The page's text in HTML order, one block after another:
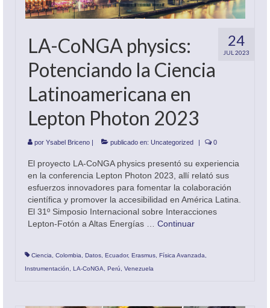
Oferta académica
24
JUL 2023
LA-CoNGA physics:
Potenciando la Ciencia
Latinoamericana en
Lepton Photon 2023
por Ysabel Briceno | publicado en: Uncategorized | 0
El proyecto LA-CoNGA physics presentó su experiencia
en la conferencia Lepton Photon 2023, allí relató sus
esfuerzos innovadores para fomentar la colaboración
científica y promover la accesibilidad en América Latina.
El 31º Simposio Internacional sobre Interacciones
Lepton-Fotón a Altas Energías … Continuar
Ciencia Colombia Datos Ecuador, Erasmus Física Avanzada
Instrumentación
LA-CoNGA Perú Venezuela